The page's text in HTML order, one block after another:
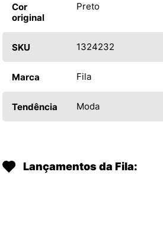
Cor
original
Preto
SKU 1324232
Marca Fila
Tendência Moda
Lançamentos da Fila: